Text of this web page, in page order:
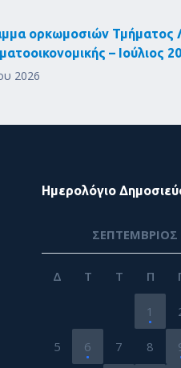
ορκωμοσιών Τμήματος
– Ιούλιος
2026
Ημερολόγιο
ΣΕΠΤΈΜΒΡΙΟΣ
Δ Τ Τ Π
1
5 6 7 8